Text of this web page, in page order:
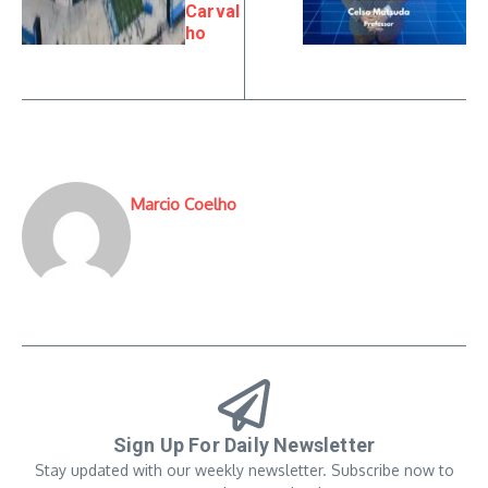
Carval
ho
Marcio Coelho
Sign Up For Daily Newsletter
Stay updated with our weekly newsletter. Subscribe now to